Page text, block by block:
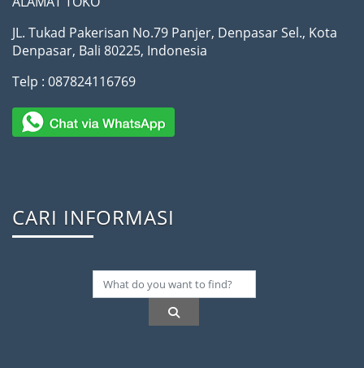
JL. Tukad Pakerisan No.79 Panjer, Denpasar Sel., Kota
Denpasar, Bali 80225, Indonesia
Telp : 087824116769
CARI INFORMASI